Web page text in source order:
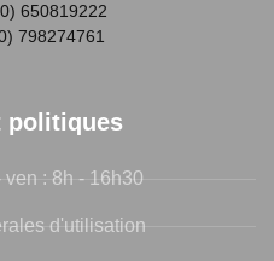
650819222
798274761
politiques
ven : 8h - 16h30
d'utilisation